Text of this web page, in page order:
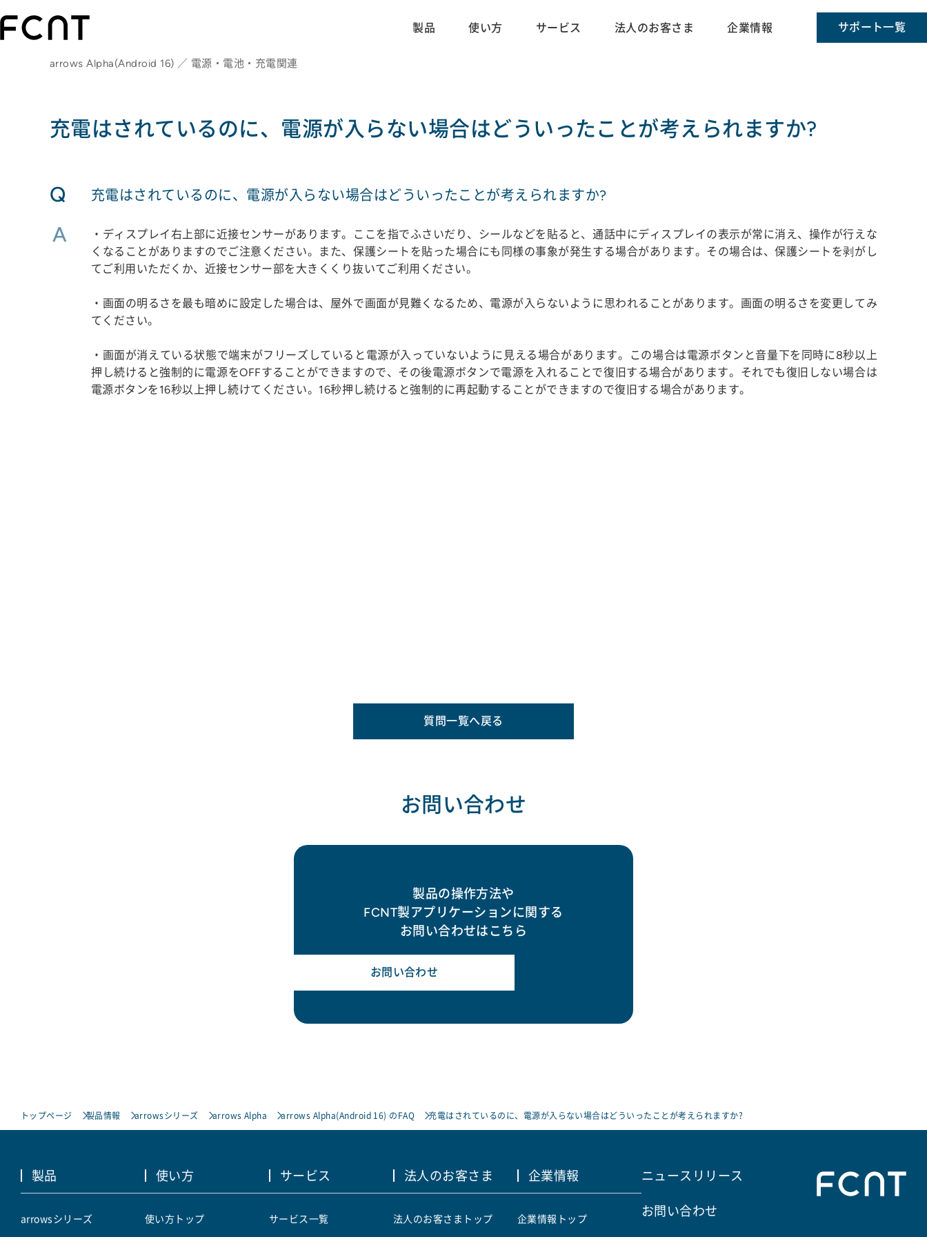
製品 使い方 サービス 法人のお客さま 企業情報 サポート一覧
arrows Alpha(Android 16) ／ 電源・電池・充電関連
充電はされているのに、電源が入らない場合はどういったことが考えられますか?
Q 充電はされているのに、電源が入らない場合はどういったことが考えられますか?
A
・ディスプレイ右上部に近接センサーがあります。ここを指でふさいだり、シールなどを貼ると、通話中にディスプレイの表示が常に消え、操作が行えな
くなることがありますのでご注意ください。また、保護シートを貼った場合にも同様の事象が発生する場合があります。その場合は、保護シートを剥がし
てご利用いただくか、近接センサー部を大きくくり抜いてご利用ください。
・画面の明るさを最も暗めに設定した場合は、屋外で画面が見難くなるため、電源が入らないように思われることがあります。画面の明るさを変更してみ
てください。
・画面が消えている状態で端末がフリーズしていると電源が入っていないように見える場合があります。この場合は電源ボタンと音量下を同時に8秒以上
押し続けると強制的に電源をOFFすることができますので、その後電源ボタンで電源を入れることで復旧する場合があります。それでも復旧しない場合は
電源ボタンを16秒以上押し続けてください。16秒押し続けると強制的に再起動することができますので復旧する場合があります。
質問一覧へ戻る
お問い合わせ
製品の操作方法や
FCNT製アプリケーションに関する
お問い合わせはこちら
お問い合わせ
トップページ 製品情報 arrowsシリーズ arrows Alpha arrows Alpha(Android 16) のFAQ 充電はされているのに、電源が入らない場合はどういったことが考えられますか?
製品
arrowsシリーズ
使い方
使い方トップ
サービス
サービス一覧
法人のお客さま
法人のお客さまトップ
企業情報
企業情報トップ
ニュースリリース
お問い合わせ